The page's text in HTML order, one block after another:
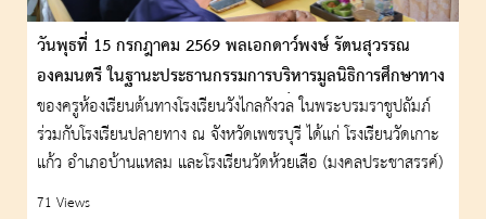
วันพุธที่ 15 กรกฎาคม 2569 พลเอกดาว์พงษ์ รัตนสุวรรณ
องคมนตรี ในฐานะประธานกรรมการบริหารมูลนิธิการศึกษาทาง
ไกลผ่านดาวเทียม ฯ เดินทางไปตรวจเยี่ยมการจัดการเรียนรู้ด้วย
การศึกษาทางไกลผ่านดาวเทียม (DLTV)
ของครูห้องเรียนต้นทางโรงเรียนวังไกลกังวล ในพระบรมราชูปถัมภ์
ร่วมกับโรงเรียนปลายทาง ณ จังหวัดเพชรบุรี ได้แก่ โรงเรียนวัดเกาะ
แก้ว อำเภอบ้านแหลม และโรงเรียนวัดห้วยเสือ (มงคลประชาสรรค์)
อำเภอบ้านลาด จังหวัดเพชรบุรี
71 Views